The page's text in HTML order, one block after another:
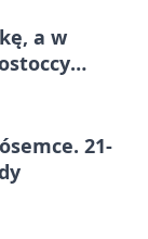
a w
21-